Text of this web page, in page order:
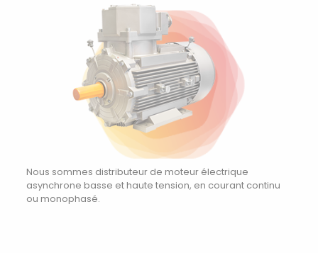
Nous sommes distributeur de moteur électrique
asynchrone basse et haute tension, en courant continu
ou monophasé.